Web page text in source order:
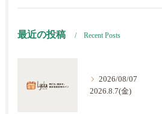
最近の投稿 Recent Posts
2026/08/07
2026.8.7(金)